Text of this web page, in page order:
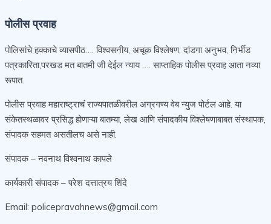
पोलीस प्रवाह
पोलिसांचे हक्काचे व्यासपीठ…. विश्वसनीय, अचूक विश्लेषण, दांडगा अनुभव, निर्भीड
पत्रकारिता,परखड मत बातमी जी देईल न्याय …. साप्ताहिक पोलीस प्रवाह आता नव्या
रूपात.
पोलीस प्रवाह महाराष्ट्राचं राज्यपातळीवरील अग्रगण्य वेब न्युज पोर्टल आहे. या
संकेतस्थळावर प्रसिद्ध होणाऱ्या बातम्या, लेख आणि संपादकीय विश्लेषणाबाबत संस्थापक,
संपादक सहमत असतीलच असे नाही.
संपादक – नवनाथ विश्वनाथ कापले
कार्यकारी संपादक – परेश दत्तात्रय शिंदे
Email: policepravahnews@gmail.com